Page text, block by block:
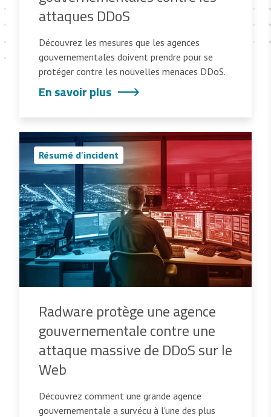
attaques DDoS
Découvrez les mesures que les agences
gouvernementales doivent prendre pour se
protéger contre les nouvelles menaces DDoS.
En savoir plus
Résumé d'incident
Radware protège une agence
gouvernementale contre une
attaque massive de DDoS sur le
Web
Découvrez comment une grande agence
gouvernementale a survécu à l'une des plus